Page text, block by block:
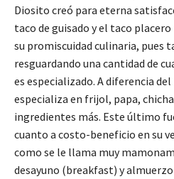
Diosito creó para eterna
taco de guisado y el taco
su promiscuidad culinaria, pues
resguardando una cantidad de
es especializado. A diferencia
especializa en frijol, papa,
ingredientes más. Este último
cuanto a costo-beneficio en su
como se le llama muy
desayuno (breakfast) y